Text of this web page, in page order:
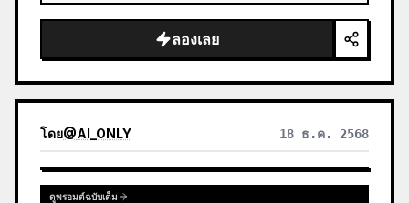
สุดท้ายจะคงเนื้อหาจริงของภาพต้นฉบับ ขณะเดียวกันก็
สร้าง 'รอยความทรงจำ' ที่มีความเป็นชุดเดียวกันที่ด้าน
ล่าง ทำให้แต่ละภาพมีอารมณ์และเอกลักษณ์ทางภาพที่
ขยายได้
ลองเลย
โดย@AI_ONLY 18 ธ.ค. 2568
ดูพรอมต์ฉบับเต็ม